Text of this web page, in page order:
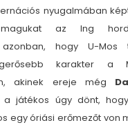
nyugalmában
az Ing
azonban, hogy U-
karakter a
akinek ereje még
a játékos úgy dönt,
egy óriási erőmezőt von